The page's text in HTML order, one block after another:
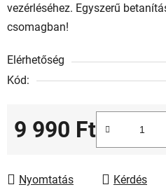
vezérléséhez. Egyszerű
csomagban!
Elérhetőség
Kód:
9 990 Ft
Nyomtatás Kérdés